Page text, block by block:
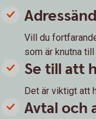
Vill du
som är knutna
Se till att
Det är viktigt att
Avtal och